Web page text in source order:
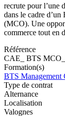
recrute pour l’une
dans le cadre
(MCO). Une
commerce tout en
Référence
CAE_ BTS
Formation(s)
BTS Management
Type de contrat
Alternance
Localisation
Valognes